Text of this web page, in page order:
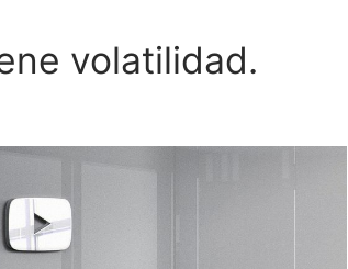
volatilidad.